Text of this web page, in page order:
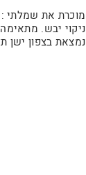
מוכרת את שמלתי
נמצאת בצפון ישן